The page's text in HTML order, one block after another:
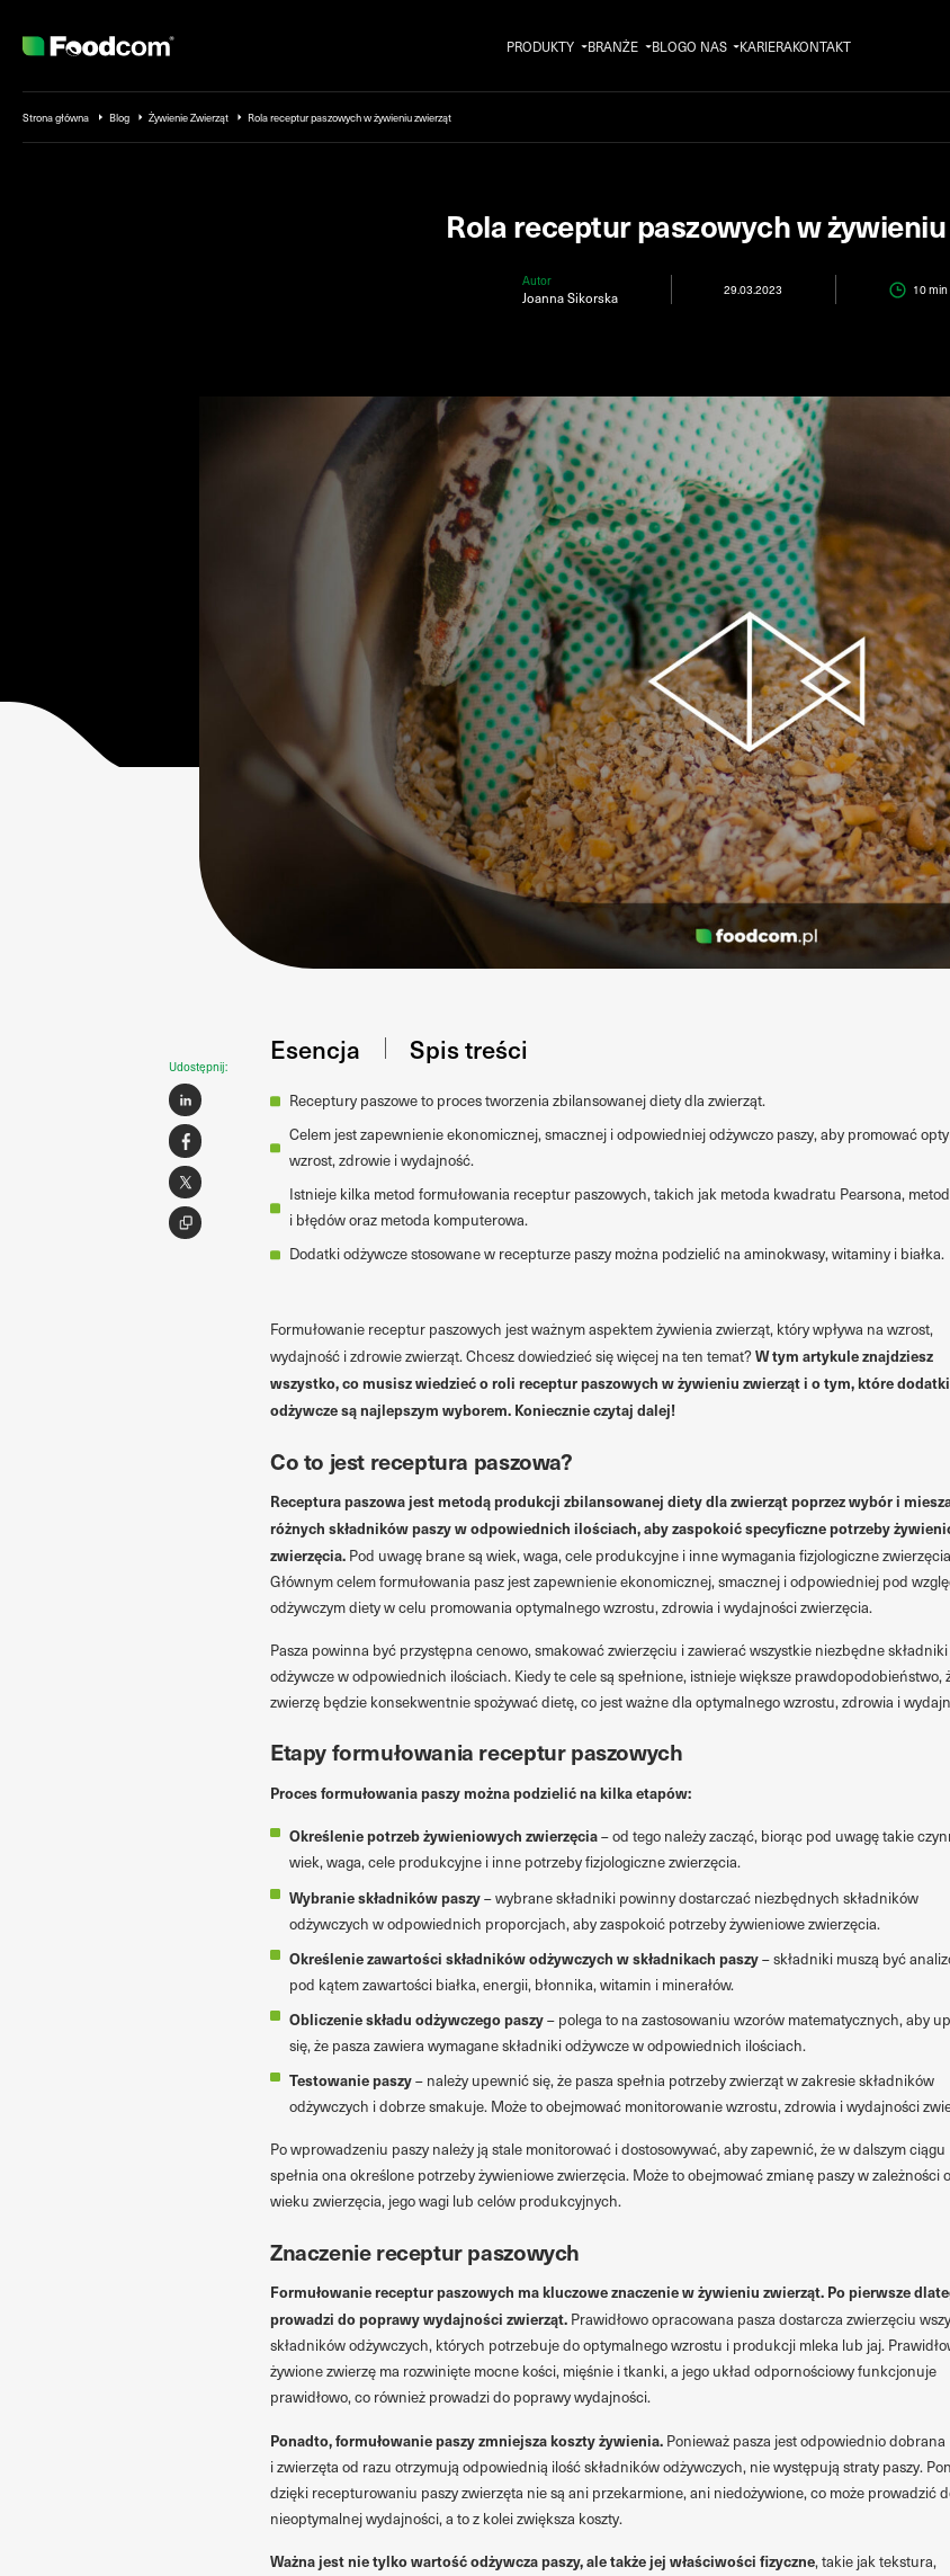
PRODUKTY BRANŻE BLOGO NAS KARIERAKONTAKT
Strona główna Blog Żywienie Zwierząt Rola receptur paszowych w żywieniu zwierząt
Rola receptur paszowych w
Autor
Joanna Sikorska 29.03.2023 10 min
Udostępnij:
Esencja Spis treści
Receptury paszowe to proces tworzenia zbilansowanej diety dla zwierząt.
Celem jest zapewnienie ekonomicznej, smacznej i odpowiedniej odżywczo paszy, aby promować
wzrost, zdrowie i wydajność.
Istnieje kilka metod formułowania receptur paszowych, takich jak metoda kwadratu Pearsona,
i błędów oraz metoda komputerowa.
Dodatki odżywcze stosowane w recepturze paszy można podzielić na aminokwasy, witaminy i białka.
Formułowanie receptur paszowych jest ważnym aspektem żywienia zwierząt, który wpływa na wzrost,
wydajność i zdrowie zwierząt. Chcesz dowiedzieć się więcej na ten temat?W tym artykule znajdziesz
wszystko, co musisz wiedzieć o roli receptur paszowych w żywieniu zwierząt i o tym, które dodatki
odżywcze są najlepszym wyborem. Koniecznie czytaj dalej!
Co to jest receptura paszowa?
Receptura paszowa jest metodą produkcji zbilansowanej diety dla zwierząt poprzez wybór i
różnych składników paszy w odpowiednich ilościach, aby zaspokoić specyficzne potrzeby
zwierzęcia. Pod uwagę brane są wiek, waga, cele produkcyjne i inne wymagania fizjologiczne
Głównym celem formułowania pasz jest zapewnienie ekonomicznej, smacznej i odpowiedniej pod
odżywczym diety w celu promowania optymalnego wzrostu, zdrowia i wydajności zwierzęcia.
Pasza powinna być przystępna cenowo, smakować zwierzęciu i zawierać wszystkie niezbędne składniki
odżywcze w odpowiednich ilościach. Kiedy te cele są spełnione, istnieje większe prawdopodobieństwo,
zwierzę będzie konsekwentnie spożywać dietę, co jest ważne dla optymalnego wzrostu, zdrowia i
Etapy formułowania receptur paszowych
Proces formułowania paszy można podzielić na kilka etapów:
Określenie potrzeb żywieniowych zwierzęcia– od tego należy zacząć, biorąc pod uwagę takie
wiek, waga, cele produkcyjne i inne potrzeby fizjologiczne zwierzęcia.
Wybranie składników paszy– wybrane składniki powinny dostarczać niezbędnych składników
odżywczych w odpowiednich proporcjach, aby zaspokoić potrzeby żywieniowe zwierzęcia.
Określenie zawartości składników odżywczych w składnikach paszy– składniki muszą być
pod kątem zawartości białka, energii, błonnika, witamin i minerałów.
Obliczenie składu odżywczego paszy– polega to na zastosowaniu wzorów matematycznych, aby
się, że pasza zawiera wymagane składniki odżywcze w odpowiednich ilościach.
Testowanie paszy– należy upewnić się, że pasza spełnia potrzeby zwierząt w zakresie składników
odżywczych i dobrze smakuje. Może to obejmować monitorowanie wzrostu, zdrowia i wydajności
Po wprowadzeniu paszy należy ją stale monitorować i dostosowywać, aby zapewnić, że w dalszym ciągu
spełnia ona określone potrzeby żywieniowe zwierzęcia. Może to obejmować zmianę paszy w zależności
wieku zwierzęcia, jego wagi lub celów produkcyjnych.
Znaczenie receptur paszowych
Formułowanie receptur paszowych ma kluczowe znaczenie w żywieniu zwierząt. Po pierwsze
prowadzi do poprawy wydajności zwierząt.Prawidłowo opracowana pasza dostarcza zwierzęciu
składników odżywczych, których potrzebuje do optymalnego wzrostu i produkcji mleka lub jaj.
żywione zwierzę ma rozwinięte mocne kości, mięśnie i tkanki, a jego układ odpornościowy funkcjonuje
prawidłowo, co również prowadzi do poprawy wydajności.
Ponadto, formułowanie paszy zmniejsza koszty żywienia. Ponieważ pasza jest odpowiednio dobrana
i zwierzęta od razu otrzymują odpowiednią ilość składników odżywczych, nie występują straty paszy.
dzięki recepturowaniu paszy zwierzęta nie są ani przekarmione, ani niedożywione, co może prowadzić
nieoptymalnej wydajności, a to z kolei zwiększa koszty.
Ważna jest nie tylko wartość odżywcza paszy, ale także jej właściwości fizyczne, takie jak tekstura,